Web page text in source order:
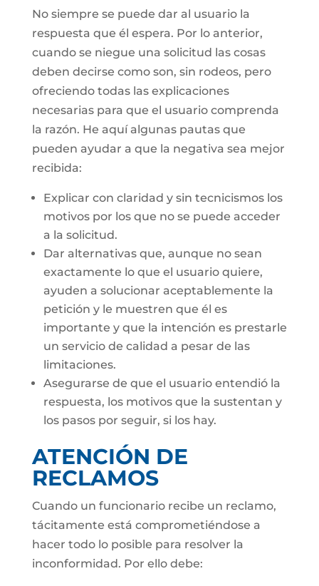
No siempre se puede dar al usuario la
respuesta que él espera. Por lo anterior,
cuando se niegue una solicitud las cosas
deben decirse como son, sin rodeos, pero
ofreciendo todas las explicaciones
necesarias para que el usuario comprenda
la razón. He aquí algunas pautas que
pueden ayudar a que la negativa sea mejor
recibida:
Explicar con claridad y sin tecnicismos los
motivos por los que no se puede acceder
a la solicitud.
Dar alternativas que, aunque no sean
exactamente lo que el usuario quiere,
ayuden a solucionar aceptablemente la
petición y le muestren que él es
importante y que la intención es prestarle
un servicio de calidad a pesar de las
limitaciones.
Asegurarse de que el usuario entendió la
respuesta, los motivos que la sustentan y
los pasos por seguir, si los hay.
ATENCIÓN DE
RECLAMOS
Cuando un funcionario recibe un reclamo,
tácitamente está comprometiéndose a
hacer todo lo posible para resolver la
inconformidad. Por ello debe: